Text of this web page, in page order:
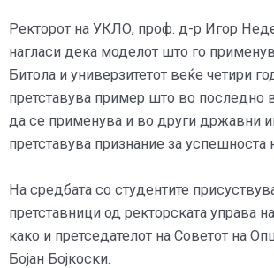
Ректорот на УКЛО, проф. д-р Игор
нагласи дека моделот што го
Битола и универзитетот веќе четири
претставува пример што во последно
да се применува и во други државни
претставува признание за успешноста
На средбата со студентите
претставници од ректорската управа
како и претседателот на Советот на
Бојан Бојкоски.